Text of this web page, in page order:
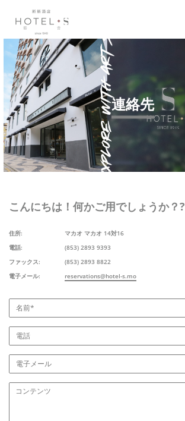
連絡先
こんにちは！何かご用でしょうか？?
住所:
マカオ マカオ 14対16
電話:
(853) 2893 9393
ファックス:
(853) 2893 8822
電子メール:
reservations@hotel-s.mo